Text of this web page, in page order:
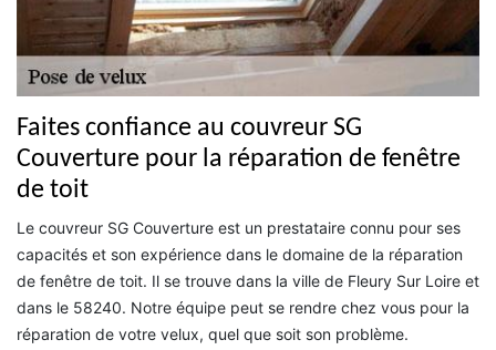
Faites confiance au couvreur SG
Couverture pour la réparation de fenêtre
de toit
Le couvreur SG Couverture est un prestataire connu pour ses
capacités et son expérience dans le domaine de la réparation
de fenêtre de toit. Il se trouve dans la ville de Fleury Sur Loire et
dans le 58240. Notre équipe peut se rendre chez vous pour la
réparation de votre velux, quel que soit son problème.